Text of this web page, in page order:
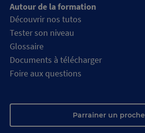
Autour de la formation
Découvrir nos tutos
Tester son niveau
Glossaire
Documents à télécharger
Foire aux questions
Parrainer un proche